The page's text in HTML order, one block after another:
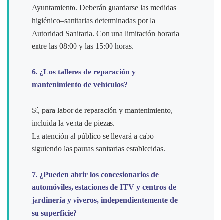
Ayuntamiento. Deberán guardarse las medidas
higiénico–sanitarias determinadas por la
Autoridad Sanitaria. Con una limitación horaria
entre las 08:00 y las 15:00 horas.
6. ¿Los talleres de reparación y
mantenimiento de vehículos?
Sí, para labor de reparación y mantenimiento,
incluida la venta de piezas.
La atención al público se llevará a cabo
siguiendo las pautas sanitarias establecidas.
7. ¿Pueden abrir los concesionarios de
automóviles, estaciones de ITV y centros de
jardinería y viveros, independientemente de
su superficie?